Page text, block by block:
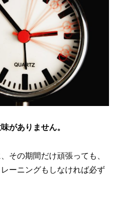
がありません。
その期間だけ頑張っても、
ーニングもしなければ必ず